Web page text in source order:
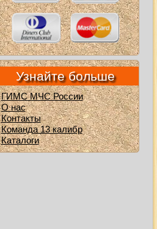
Узнайте больше
ГИМС МЧС России
О нас
Контакты
Команда 13 калибр
Каталоги